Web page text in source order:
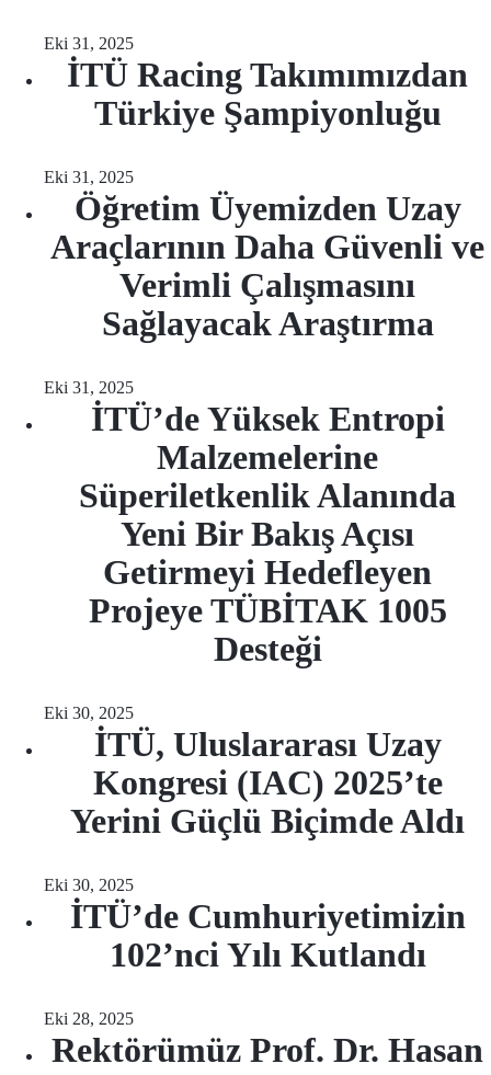
Eki 31, 2025
İTÜ Racing Takımımızdan
Türkiye Şampiyonluğu
Eki 31, 2025
Öğretim Üyemizden Uzay
Araçlarının Daha Güvenli ve
Verimli Çalışmasını
Sağlayacak Araştırma
Eki 31, 2025
İTÜ’de Yüksek Entropi
Malzemelerine
Süperiletkenlik Alanında
Yeni Bir Bakış Açısı
Getirmeyi Hedefleyen
Projeye TÜBİTAK 1005
Desteği
Eki 30, 2025
İTÜ, Uluslararası Uzay
Kongresi (IAC) 2025’te
Yerini Güçlü Biçimde Aldı
Eki 30, 2025
İTÜ’de Cumhuriyetimizin
102’nci Yılı Kutlandı
Eki 28, 2025
Rektörümüz Prof. Dr. Hasan